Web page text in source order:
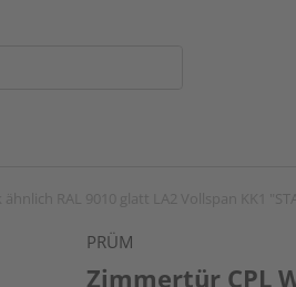
PRÜM
Zimmertür CPL